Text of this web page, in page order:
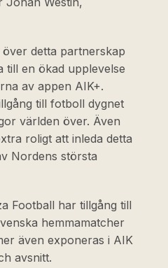
detta partnerskap
till en ökad upplevelse
av appen AIK+.
till fotboll dygnet
världen över. Även
roligt att inleda detta
Nordens största
Football har tillgång till
hemmamatcher
även exponeras i AIK
avsnitt.